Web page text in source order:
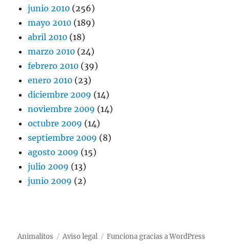
junio 2010 (256)
mayo 2010 (189)
abril 2010 (18)
marzo 2010 (24)
febrero 2010 (39)
enero 2010 (23)
diciembre 2009 (14)
noviembre 2009 (14)
octubre 2009 (14)
septiembre 2009 (8)
agosto 2009 (15)
julio 2009 (13)
junio 2009 (2)
Animalitos Aviso legal Funciona gracias a WordPress